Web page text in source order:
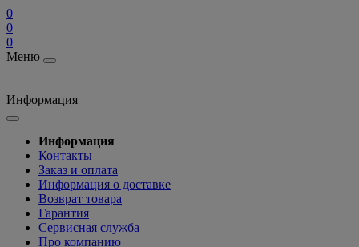
0
0
0
Меню
Информация
Информация
Контакты
Заказ и оплата
Информация о доставке
Возврат товара
Гарантия
Сервисная служба
Про компанию